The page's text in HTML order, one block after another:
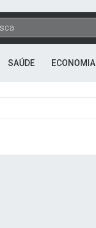
SAÚDE ECONOMIA